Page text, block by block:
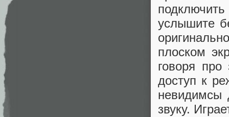
услышите
плоском
говоря про
доступ к
невидимсы
звуку.